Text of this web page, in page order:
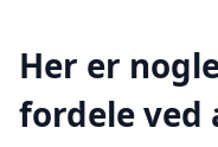
Her er
fordele